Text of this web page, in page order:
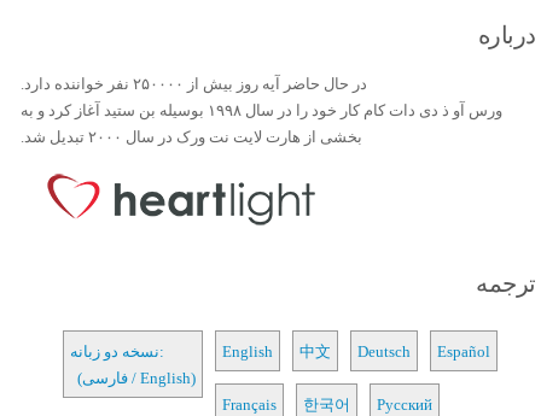
درباره
در حال حاضر آیه روز بیش از ۲۵۰۰۰۰ نفر خواننده دارد.
ورس آو ذ دی دات کام کار خود را در سال ۱۹۹۸ بوسیله بن ستید آغاز کرد و به
بخشی از هارت لایت نت ورک در سال ۲۰۰۰ تبدیل شد.
ترجمه
نسخه دو زبانه:
(فارسی / English)
English 中文 Deutsch Español
Français 한국어 Русский